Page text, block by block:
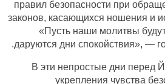
правил безопасности при
законов, касающихся ношения и
«Пусть наши молитвы
даруются дни спокойствия», —
«В эти непростые дни перед
укрепления чувства